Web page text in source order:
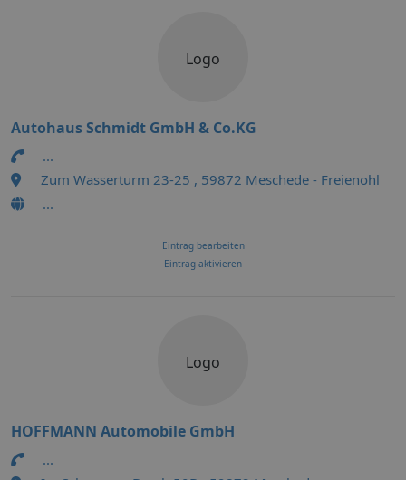
Logo
Autohaus Schmidt GmbH & Co.KG
...
Zum Wasserturm 23-25 , 59872 Meschede - Freienohl
...
Eintrag bearbeiten
Eintrag aktivieren
Logo
HOFFMANN Automobile GmbH
...